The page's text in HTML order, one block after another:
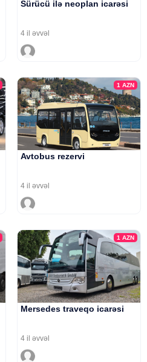
Sürücü ilə neoplan icarəsi
4 il əvvəl
1 AZN
Avtobus rezervi
4 il əvvəl
1 AZN
Mersedes traveqo icarəsi
4 il əvvəl